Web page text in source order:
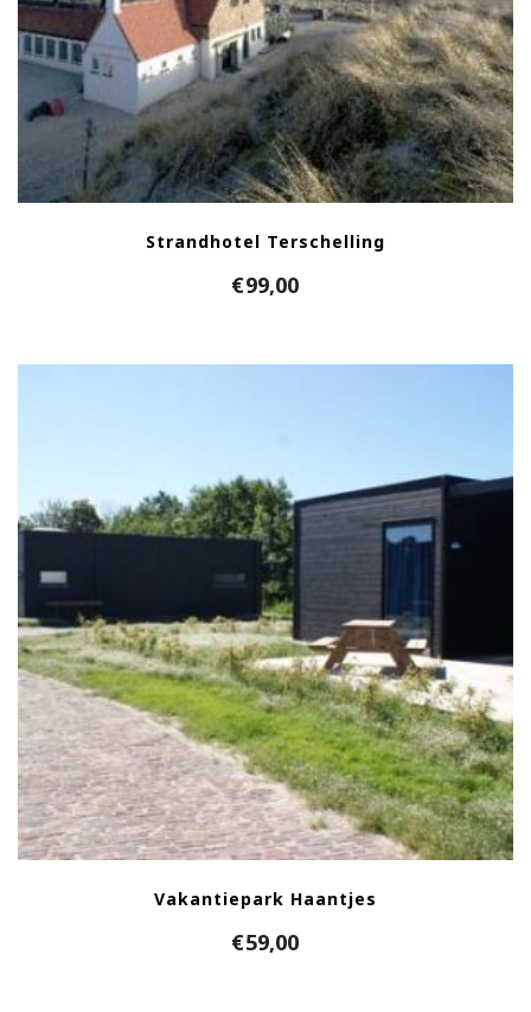
Strandhotel Terschelling
€99,00
Vakantiepark Haantjes
€59,00